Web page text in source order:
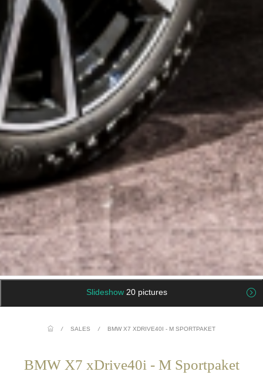
Slideshow 20 pictures
/ SALES / BMW X7 XDRIVE40I - M SPORTPAKET
BMW X7 xDrive40i - M Sportpaket